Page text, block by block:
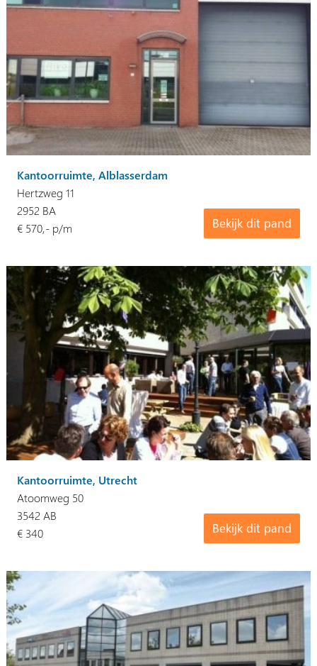
Kantoorruimte, Alblasserdam
Hertzweg 11
Bekijk dit pand
2952 BA
€ 570,- p/m
Kantoorruimte, Utrecht
Atoomweg 50
Bekijk dit pand
3542 AB
€ 340